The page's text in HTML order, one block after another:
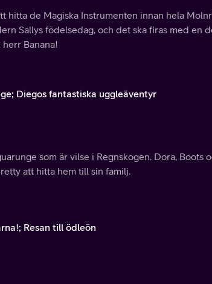
hitta de Magiska Instrumenten innan hela
Sallys födelsedag, och det ska firas med en
Banana!
Diegos fantastiska uggleäventyr
som är vilse i Regnskogen. Dora, Boots
att hitta hem till sin familj.
Resan till ödleön